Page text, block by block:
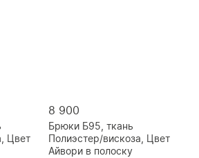
Цвет
8 900
Брюки Б95, ткань
Полиэстер/вискоза, Цвет
Айвори в полоску